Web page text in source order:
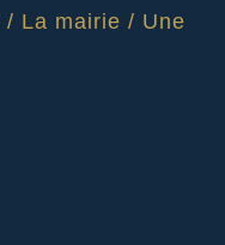
/ La mairie / Une